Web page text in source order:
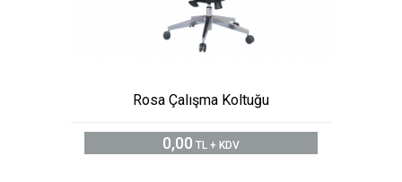
Rosa Çalışma Koltuğu
0,00 TL + KDV